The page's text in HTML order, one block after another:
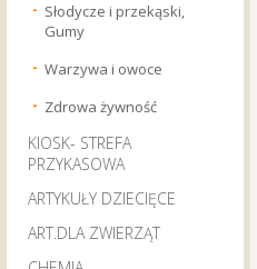
Słodycze i przekąski,
Gumy
Warzywa i owoce
Zdrowa żywność
KIOSK- STREFA
PRZYKASOWA
ARTYKUŁY DZIECIĘCE
ART.DLA ZWIERZĄT